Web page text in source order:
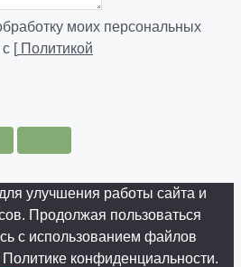
моих персональных
[Политикой
улучшения работы сайта и
Продолжая пользоваться
с использованием файлов
конфиденциальности.